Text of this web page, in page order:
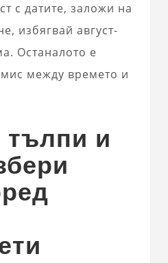
с датите, заложи на
избягвай август-
Останалото е
между времето и
и